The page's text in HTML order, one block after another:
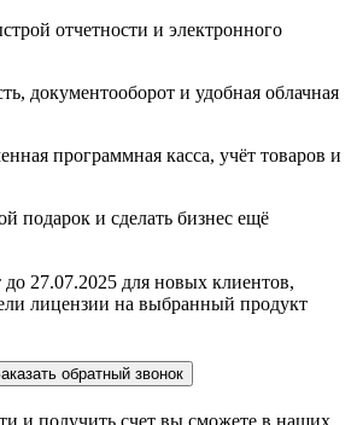
отчетности и электронного
документооборот и удобная облачная
программная касса, учёт товаров и
подарок и сделать бизнес ещё
27.07.2025 для новых клиентов,
лицензии на выбранный продукт
обратный звонок
и получить счет вы сможете в наших